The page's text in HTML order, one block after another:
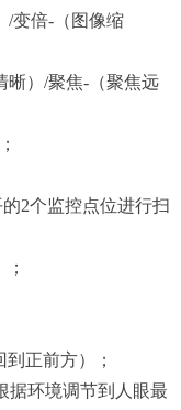
/变倍-（图像缩
晰） /聚焦- （聚焦远
2个监控点位进行扫
正前方）；
据环境调节到人眼最